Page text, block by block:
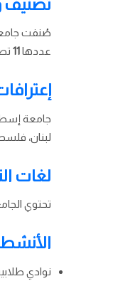
تصنيف
صُنفت
عددها
جامعة
لبنان،
لغات
تحتوي
نوادي